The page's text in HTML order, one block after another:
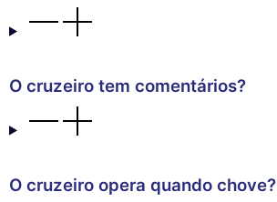
O cruzeiro tem comentários?
O cruzeiro opera quando chove?